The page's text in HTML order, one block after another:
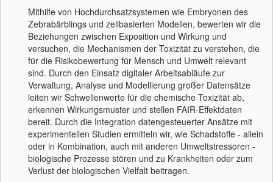
Mithilfe von Hochdurchsatzsystemen wie Embryonen des
Zebrabärblings und zellbasierten Modellen, bewerten wir die
Beziehungen zwischen Exposition und Wirkung und
versuchen, die Mechanismen der Toxizität zu verstehen, die
für die Risikobewertung für Mensch und Umwelt relevant
sind. Durch den Einsatz digitaler Arbeitsabläufe zur
Verwaltung, Analyse und Modellierung großer Datensätze
leiten wir Schwellenwerte für die chemische Toxizität ab,
erkennen Wirkungsmuster und stellen FAIR-Effektdaten
bereit. Durch die Integration datengesteuerter Ansätze mit
experimentellen Studien ermitteln wir, wie Schadstoffe - allein
oder in Kombination, auch mit anderen Umweltstressoren -
biologische Prozesse stören und zu Krankheiten oder zum
Verlust der biologischen Vielfalt beitragen.